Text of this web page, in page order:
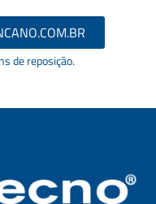
de reposição.